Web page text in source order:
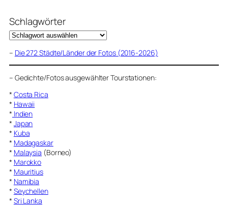
Schlagwörter
– Die 272 Städte/Länder der Fotos (2016-2026)
– Gedichte/Fotos ausgewählter Tourstationen:
* Costa Rica
* Hawaii
* Indien
* Japan
* Kuba
* Madagaskar
* Malaysia (Borneo)
* Marokko
* Mauritius
* Namibia
* Seychellen
* Sri Lanka